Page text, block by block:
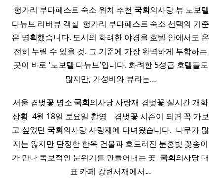
​ 헝가리 부다페스트 숙소 위치 추천 국회의사당 뷰 노보텔
다뉴브 리버뷰 객실 ​ 헝가리 부다페스트 숙소 선택의 기준
은 명확했습니다. 도시의 화려한 야경을 호텔 안에서도 온
전히 누릴 수 있을 것. 그 기준에 가장 완벽하게 부합하는
곳이 바로 ‘노보텔 다뉴브’입니다. 화려한 5성급 호텔들도
많지만, 가성비와 뷰라는…
서울 겹벚꽃 명소 국회의사당 사랑재 겹벚꽃 실시간 개화
상황 ​ 4월 18일 토요일 촬영 ​ ​ ​ 겹벚꽃 시즌이 되면 꼭 가보
고 싶었던 국회의사당 사랑재에 다녀왔습니다. ​ 나무가 많
지는 않지만 단정한 한옥 건물과 흐드러진 분홍빛 꽃송이
가 만나 독보적인 분위기를 만들어내는 곳 ​ 국회의사당 대
표 카페 강변서재에서…